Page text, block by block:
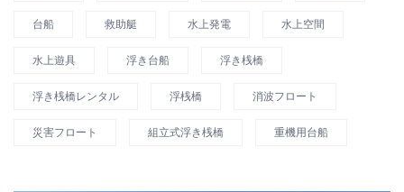
台船 救助艇 水上発電 水上空間
水上遊具 浮き台船 浮き桟橋
浮き桟橋レンタル 浮桟橋 消波フロート
災害フロート 組立式浮き桟橋 重機用台船